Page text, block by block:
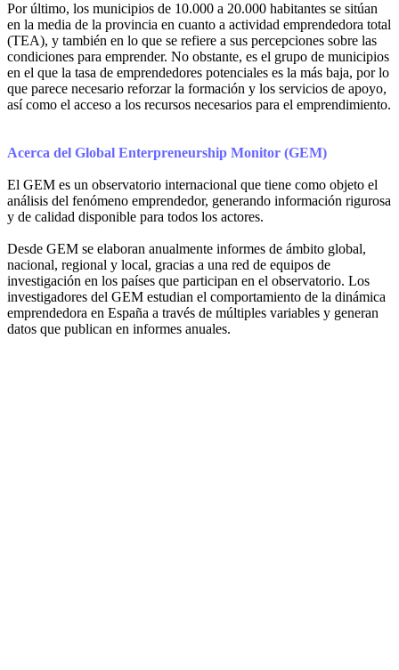
Por último, los municipios de 10.000 a 20.000 habitantes se sitúan
en la media de la provincia en cuanto a actividad emprendedora total
(TEA), y también en lo que se refiere a sus percepciones sobre las
condiciones para emprender. No obstante, es el grupo de municipios
en el que la tasa de emprendedores potenciales es la más baja, por lo
que parece necesario reforzar la formación y los servicios de apoyo,
así como el acceso a los recursos necesarios para el emprendimiento.
Acerca del Global Enterpreneurship Monitor (GEM)
El GEM es un observatorio internacional que tiene como objeto el
análisis del fenómeno emprendedor, generando información rigurosa
y de calidad disponible para todos los actores.
Desde GEM se elaboran anualmente informes de ámbito global,
nacional, regional y local, gracias a una red de equipos de
investigación en los países que participan en el observatorio. Los
investigadores del GEM estudian el comportamiento de la dinámica
emprendedora en España a través de múltiples variables y generan
datos que publican en informes anuales.